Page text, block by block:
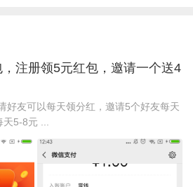
注册领5元红包，邀请一个送4
好友可以每天领分红，邀请5个好友每天
天5-8元 ...